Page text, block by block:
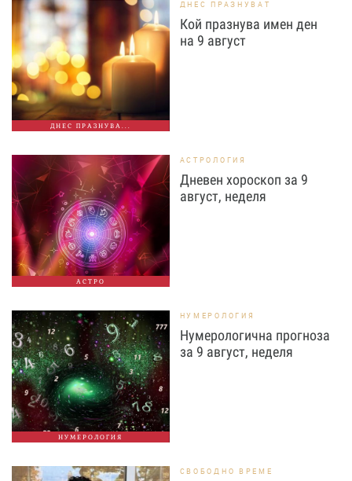
ДНЕС ПРАЗНУВА...
ДНЕС ПРАЗНУВАТ
Кой празнува имен ден
на 9 август
АСТРО
АСТРОЛОГИЯ
Дневен хороскоп за 9
август, неделя
НУМЕРОЛОГИЯ
НУМЕРОЛОГИЯ
Нумерологична прогноза
за 9 август, неделя
СВОБОДНО ВРЕМЕ